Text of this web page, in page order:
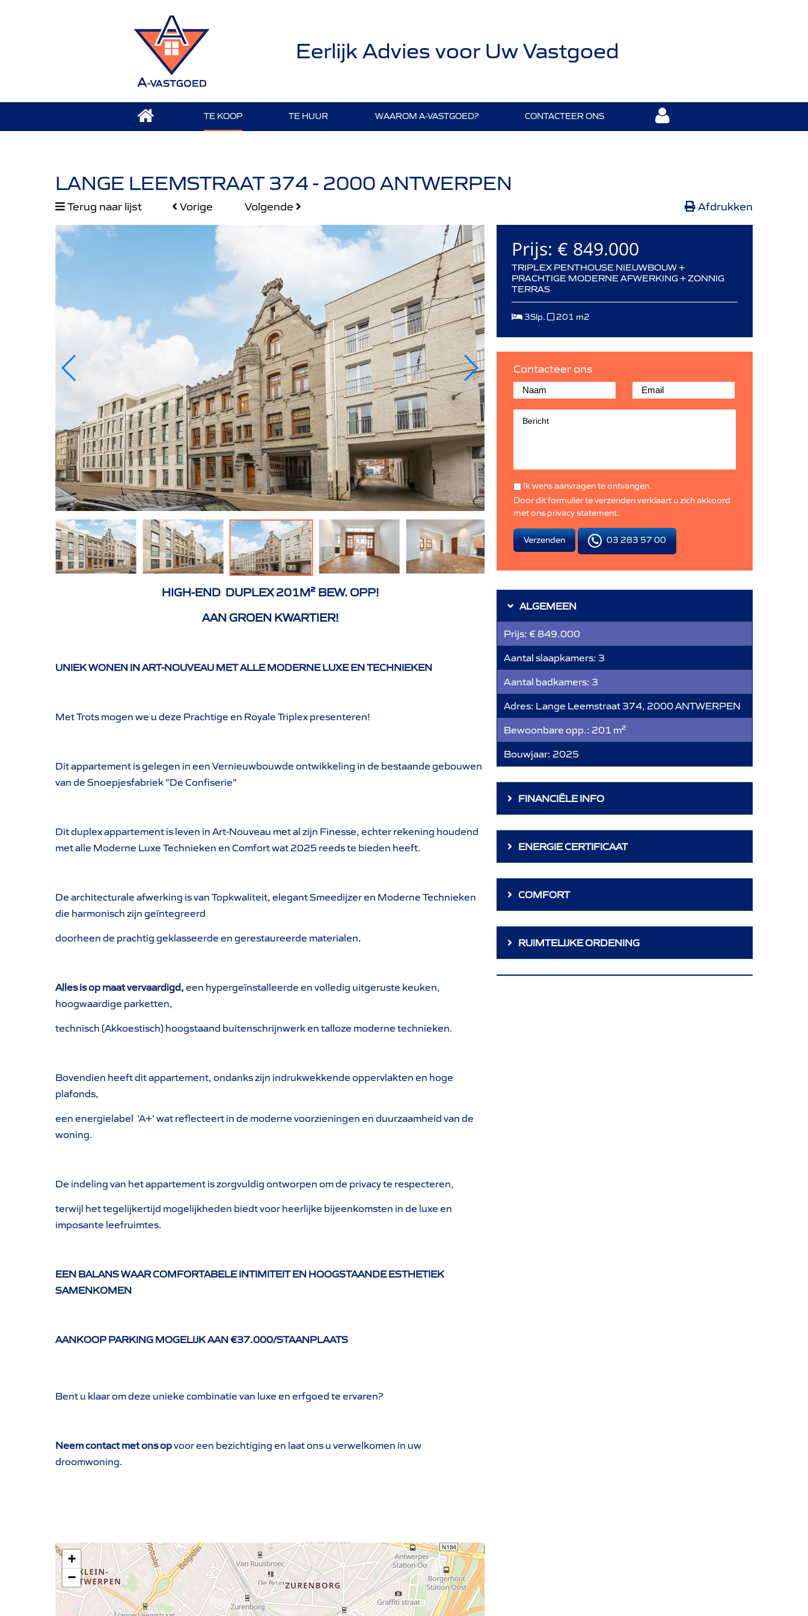
Eerlijk Advies voor Uw Vastgoed
TE KOOP TE HUUR WAAROM A-VASTGOED? CONTACTEER ONS
LANGE LEEMSTRAAT 374 - 2000 ANTWERPEN
Afdrukken
Terug naar lijst Vorige Volgende
HIGH-END DUPLEX 201M² BEW. OPP!
AAN GROEN KWARTIER!
UNIEK WONEN IN ART-NOUVEAU MET ALLE MODERNE LUXE EN TECHNIEKEN
Met Trots mogen we u deze Prachtige en Royale Triplex presenteren!
Dit appartement is gelegen in een Vernieuwbouwde ontwikkeling in de bestaande gebouwen
van de Snoepjesfabriek "De Confiserie"
Dit duplex appartement is leven in Art-Nouveau met al zijn Finesse, echter rekening houdend
met alle Moderne Luxe Technieken en Comfort wat 2025 reeds te bieden heeft.
De architecturale afwerking is van Topkwaliteit, elegant Smeedijzer en Moderne Technieken
die harmonisch zijn geïntegreerd
doorheen de prachtig geklasseerde en gerestaureerde materialen.
Alles is op maat vervaardigd, een hypergeïnstalleerde en volledig uitgeruste keuken,
hoogwaardige parketten,
technisch (Akkoestisch) hoogstaand buitenschrijnwerk en talloze moderne technieken.
Bovendien heeft dit appartement, ondanks zijn indrukwekkende oppervlakten en hoge
plafonds,
een energielabel 'A+' wat reflecteert in de moderne voorzieningen en duurzaamheid van de
woning.
De indeling van het appartement is zorgvuldig ontworpen om de privacy te respecteren,
terwijl het tegelijkertijd mogelijkheden biedt voor heerlijke bijeenkomsten in de luxe en
imposante leefruimtes.
EEN BALANS WAAR COMFORTABELE INTIMITEIT EN HOOGSTAANDE ESTHETIEK
SAMENKOMEN
AANKOOP PARKING MOGELIJK AAN €37.000/STAANPLAATS
Bent u klaar om deze unieke combinatie van luxe en erfgoed te ervaren?
Neem contact met ons opvoor een bezichtiging en laat ons u verwelkomen in uw
droomwoning.
+
−
Prijs: € 849.000
TRIPLEX PENTHOUSE NIEUWBOUW +
PRACHTIGE MODERNE AFWERKING + ZONNIG
TERRAS
3Slp. 201 m2
Contacteer ons
Ik wens aanvragen te ontvangen.
Door dit formulier te verzenden verklaart u zich akkoord
met ons privacy statement.
Verzenden 03 283 57 00
ALGEMEEN
Prijs: € 849.000
Aantal slaapkamers: 3
Aantal badkamers: 3
Adres: Lange Leemstraat 374, 2000 ANTWERPEN
Bewoonbare opp.: 201 m²
Bouwjaar: 2025
FINANCIËLE INFO
ENERGIE CERTIFICAAT
COMFORT
RUIMTELIJKE ORDENING